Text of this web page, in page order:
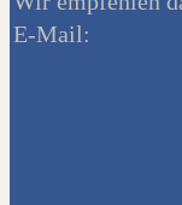
E-Mail: